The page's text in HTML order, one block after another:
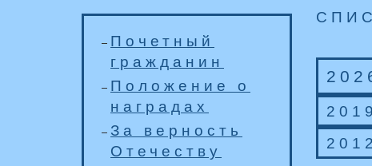
Почетный
гражданин
Положение о
наградах
За верность
Отечеству
2019
2012